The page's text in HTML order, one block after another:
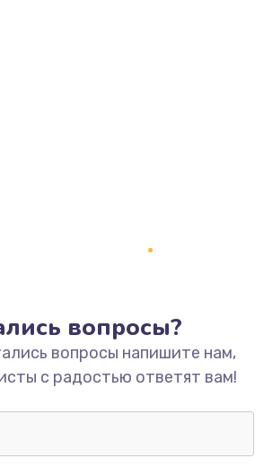
вопросы?
вопросы напишите нам,
с радостью ответят вам!